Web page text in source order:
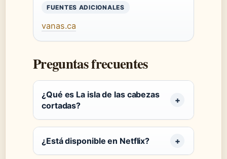
FUENTES ADICIONALES
vanas.ca
Preguntas frecuentes
¿Qué es La isla de las cabezas
cortadas?
¿Está disponible en Netflix?